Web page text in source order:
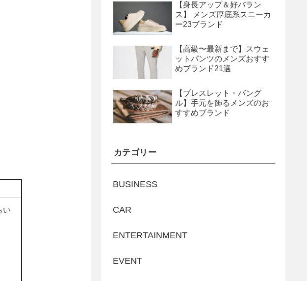
い
【身長アップ＆好バラン
ス】 メンズ厚底系スニーカ
ー23ブランド
【高級〜最新まで】スウェ
ットパンツのメンズおすす
めブランド21選
【ブレスレット・バング
ル】手元を飾るメンズのお
すすめブランド
カテゴリー
BUSINESS
CAR
ENTERTAINMENT
EVENT